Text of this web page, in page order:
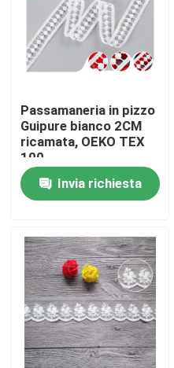
Casa
Circa noi
Giro della fabbrica
Passamaneria in pizzo
Guipure bianco 2CM
ricamata, OEKO TEX
100
Invia richiesta